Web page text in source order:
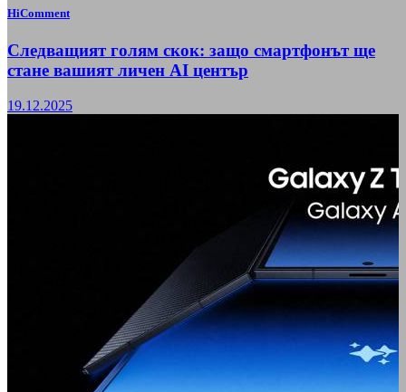
HiComment
Следващият голям скок: защо смартфонът ще
стане вашият личен AI център
19.12.2025